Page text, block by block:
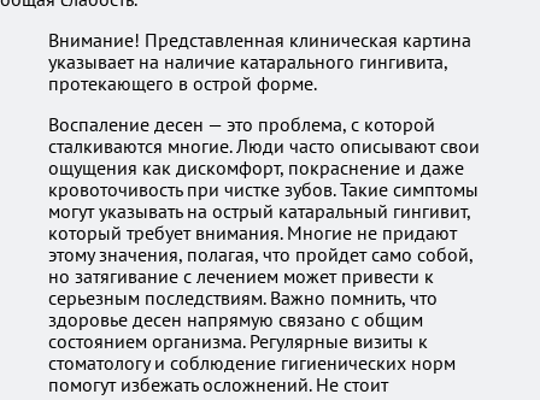
Внимание! Представленная клиническая картина
указывает на наличие катарального гингивита,
протекающего в острой форме.
Воспаление десен — это проблема, с которой
сталкиваются многие. Люди часто описывают свои
ощущения как дискомфорт, покраснение и даже
кровоточивость при чистке зубов. Такие симптомы
могут указывать на острый катаральный гингивит,
который требует внимания. Многие не придают
этому значения, полагая, что пройдет само собой,
но затягивание с лечением может привести к
серьезным последствиям. Важно помнить, что
здоровье десен напрямую связано с общим
состоянием организма. Регулярные визиты к
стоматологу и соблюдение гигиенических норм
помогут избежать осложнений. Не стоит